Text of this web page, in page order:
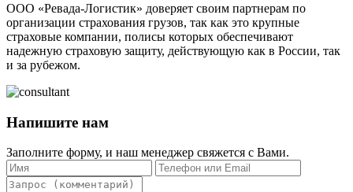
ООО «Ревада-Логистик» доверяет своим партнерам по
организации страхования грузов, так как это крупные
страховые компании, полисы которых обеспечивают
надежную страховую защиту, действующую как в России, так
и за рубежом.
Напишите нам
Заполните форму, и наш менеджер свяжется с Вами.